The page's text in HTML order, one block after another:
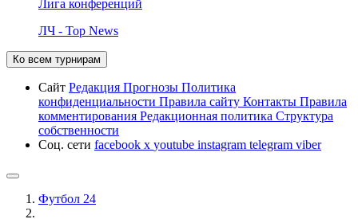
Лига конференций
ЛЧ - Top News
Ко всем турнирам
Сайт Редакция Прогнозы Политика
конфиденциальности Правила сайту Контакты Правила
комментирования Редакционная политика Структура
собственности
Соц. сети facebook x youtube instagram telegram viber
Футбол 24